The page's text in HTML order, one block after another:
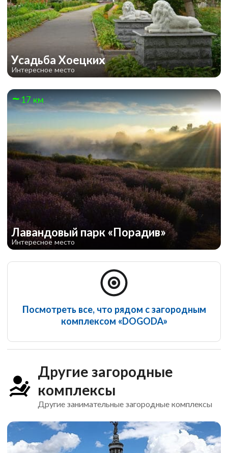
Усадьба Хоецких
Интересное место
17 км
Лавандовый парк «Порадив»
Интересное место
Посмотреть все, что рядом с загородным
комплексом «DOGODA»
Другие загородные
комплексы
Другие занимательные загородные комплексы